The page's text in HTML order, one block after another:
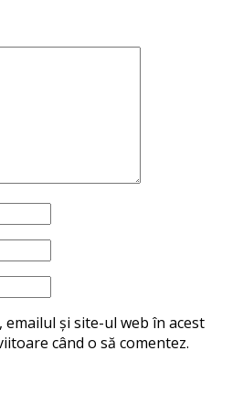
emailul și site-ul web în acest
când o să comentez.